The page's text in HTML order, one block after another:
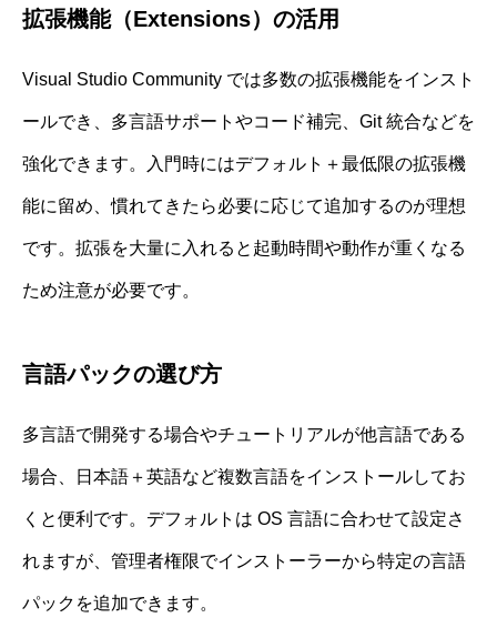
拡張機能（Extensions）の活用
Visual Studio Community では多数の拡張機能をインスト
ールでき、多言語サポートやコード補完、Git 統合などを
強化できます。入門時にはデフォルト＋最低限の拡張機
能に留め、慣れてきたら必要に応じて追加するのが理想
です。拡張を大量に入れると起動時間や動作が重くなる
ため注意が必要です。
言語パックの選び方
多言語で開発する場合やチュートリアルが他言語である
場合、日本語＋英語など複数言語をインストールしてお
くと便利です。デフォルトは OS 言語に合わせて設定さ
れますが、管理者権限でインストーラーから特定の言語
パックを追加できます。